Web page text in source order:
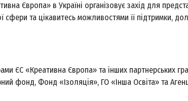
Європа» в Україні організовує захід для
та цікавитесь можливостями її підтримки,
ЄС «Креативна Європа» та інших партнерських
фонд, Фонд «Ізоляція», ГО «Інша Освіта» та